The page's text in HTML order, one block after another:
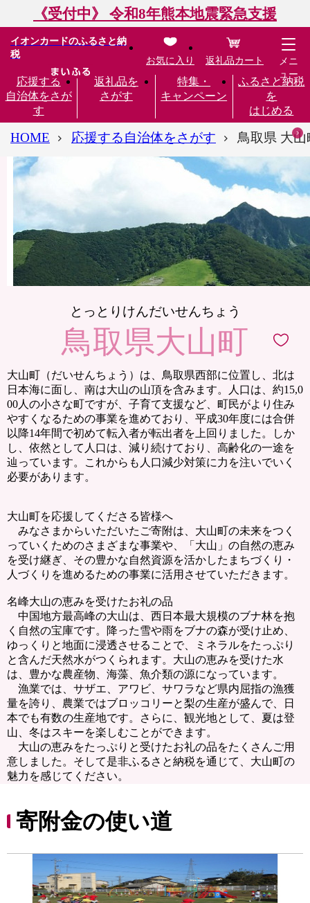
《受付中》 令和8年熊本地震緊急支援
イオンカードのふるさと納
税
応援する
自治体をさが
す
返礼品を
さがす
特集・
キャンペーン
ふるさと納税
を
はじめる
お気に入り 返礼品カート
メニ
ュー
HOME 応援する自治体をさがす 鳥取県 大山
とっとりけんだいせんちょう
鳥取県大山町
大山町（だいせんちょう）は、鳥取県西部に位置し、北は
日本海に面し、南は大山の山頂を含みます。人口は、約15,0
00人の小さな町ですが、子育て支援など、町民がより住み
やすくなるための事業を進めており、平成30年度には合併
以降14年間で初めて転入者が転出者を上回りました。しか
し、依然として人口は、減り続けており、高齢化の一途を
辿っています。これからも人口減少対策に力を注いでいく
必要があります。
大山町を応援してくださる皆様へ
みなさまからいただいたご寄附は、大山町の未来をつく
っていくためのさまざまな事業や、「大山」の自然の恵み
を受け継ぎ、その豊かな自然資源を活かしたまちづくり・
人づくりを進めるための事業に活用させていただきます。
名峰大山の恵みを受けたお礼の品
中国地方最高峰の大山は、西日本最大規模のブナ林を抱
く自然の宝庫です。降った雪や雨をブナの森が受け止め、
ゆっくりと地面に浸透させることで、ミネラルをたっぷり
と含んだ天然水がつくられます。大山の恵みを受けた水
は、豊かな農産物、海藻、魚介類の源になっています。
漁業では、サザエ、アワビ、サワラなど県内屈指の漁獲
量を誇り、農業ではブロッコリーと梨の生産が盛んで、日
本でも有数の生産地です。さらに、観光地として、夏は登
山、冬はスキーを楽しむことができます。
大山の恵みをたっぷりと受けたお礼の品をたくさんご用
意しました。そして是非ふるさと納税を通じて、大山町の
魅力を感じてください。
寄附金の使い道